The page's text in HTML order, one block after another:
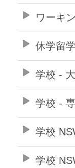
ワーキ
休学留
学校 -
学校 -
学校
学校